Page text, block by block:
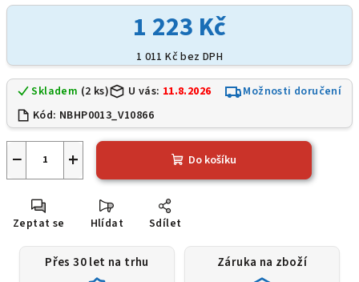
1 223 Kč
1 011 Kč bez DPH
Skladem (2 ks) U vás: 11.8.2026
Možnosti doručení
Kód: NBHP0013_V10866
+
− Do košíku
Zeptat se Hlídat Sdílet
Přes 30 let na trhu Záruka na zboží